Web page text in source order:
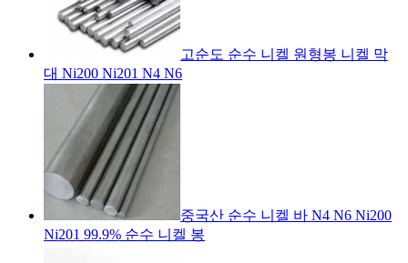
고순도 순수 니켈 원형봉 니켈 막
대 Ni200 Ni201 N4 N6
중국산 순수 니켈 바 N4 N6 Ni200
Ni201 99.9% 순수 니켈 봉